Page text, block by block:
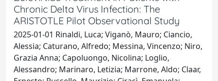
Chronic Delta Virus Infection: The
ARISTOTLE Pilot Observational Study
2025-01-01 Rinaldi, Luca; Viganò, Mauro; Ciancio,
Alessia; Caturano, Alfredo; Messina, Vincenzo; Niro,
Grazia Anna; Capoluongo, Nicolina; Loglio,
Alessandro; Marinaro, Letizia; Marrone, Aldo; Claar,